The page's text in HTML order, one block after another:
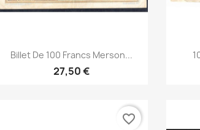
 Aperçu rapide
Billet De 100 Francs Merson...
27,50 €
favorite_border